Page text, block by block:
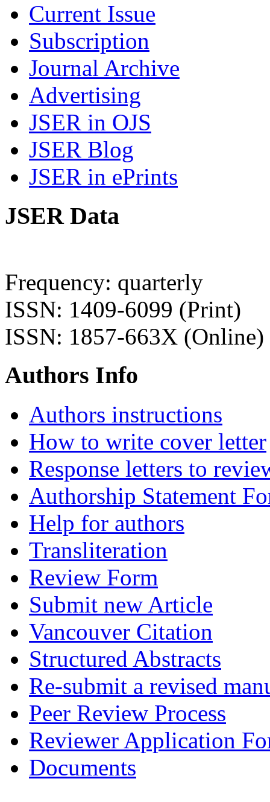
Current Issue
Subscription
Journal Archive
Advertising
JSER in OJS
JSER Blog
JSER in ePrints
JSER Data
Frequency: quarterly
ISSN: 1409-6099 (Print)
ISSN: 1857-663X (Online)
Authors Info
Authors instructions
How to write cover letter
Response letters to
Authorship Statement
Help for authors
Transliteration
Review Form
Submit new Article
Vancouver Citation
Structured Abstracts
Re-submit a revised
Peer Review Process
Reviewer Application
Documents